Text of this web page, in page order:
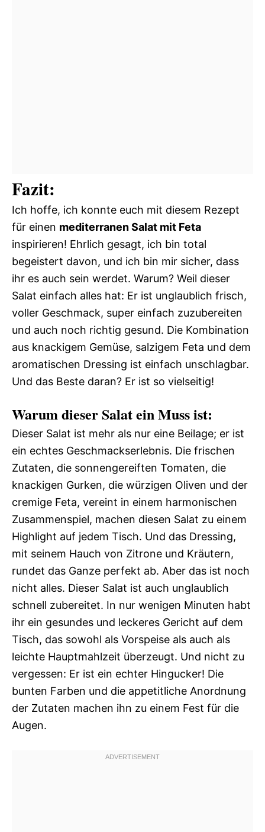
Fazit:
Ich hoffe, ich konnte euch mit diesem Rezept
für einen mediterranen Salat mit Feta
inspirieren! Ehrlich gesagt, ich bin total
begeistert davon, und ich bin mir sicher, dass
ihr es auch sein werdet. Warum? Weil dieser
Salat einfach alles hat: Er ist unglaublich frisch,
voller Geschmack, super einfach zuzubereiten
und auch noch richtig gesund. Die Kombination
aus knackigem Gemüse, salzigem Feta und dem
aromatischen Dressing ist einfach unschlagbar.
Und das Beste daran? Er ist so vielseitig!
Warum dieser Salat ein Muss ist:
Dieser Salat ist mehr als nur eine Beilage; er ist
ein echtes Geschmackserlebnis. Die frischen
Zutaten, die sonnengereiften Tomaten, die
knackigen Gurken, die würzigen Oliven und der
cremige Feta, vereint in einem harmonischen
Zusammenspiel, machen diesen Salat zu einem
Highlight auf jedem Tisch. Und das Dressing,
mit seinem Hauch von Zitrone und Kräutern,
rundet das Ganze perfekt ab. Aber das ist noch
nicht alles. Dieser Salat ist auch unglaublich
schnell zubereitet. In nur wenigen Minuten habt
ihr ein gesundes und leckeres Gericht auf dem
Tisch, das sowohl als Vorspeise als auch als
leichte Hauptmahlzeit überzeugt. Und nicht zu
vergessen: Er ist ein echter Hingucker! Die
bunten Farben und die appetitliche Anordnung
der Zutaten machen ihn zu einem Fest für die
Augen.